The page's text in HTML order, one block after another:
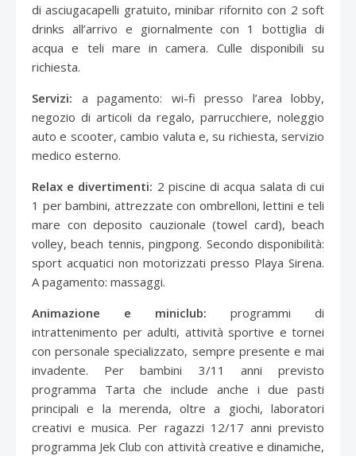
di asciugacapelli gratuito, minibar rifornito con 2 soft
drinks all’arrivo e giornalmente con 1 bottiglia di
acqua e teli mare in camera. Culle disponibili su
richiesta.
Servizi: a pagamento: wi-fi presso l’area lobby,
negozio di articoli da regalo, parrucchiere, noleggio
auto e scooter, cambio valuta e, su richiesta, servizio
medico esterno.
Relax e divertimenti: 2 piscine di acqua salata di cui
1 per bambini, attrezzate con ombrelloni, lettini e teli
mare con deposito cauzionale (towel card), beach
volley, beach tennis, pingpong. Secondo disponibilità:
sport acquatici non motorizzati presso Playa Sirena.
A pagamento: massaggi.
Animazione e miniclub: programmi di
intrattenimento per adulti, attività sportive e tornei
con personale specializzato, sempre presente e mai
invadente. Per bambini 3/11 anni previsto
programma Tarta che include anche i due pasti
principali e la merenda, oltre a giochi, laboratori
creativi e musica. Per ragazzi 12/17 anni previsto
programma Jek Club con attività creative e dinamiche,